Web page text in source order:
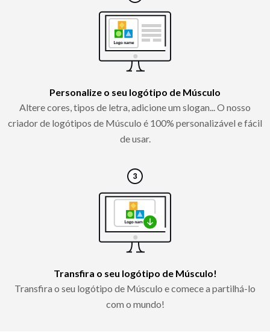
Personalize o seu logótipo de Músculo
Altere cores, tipos de letra, adicione um slogan... O nosso
criador de logótipos de Músculo é 100% personalizável e fácil
de usar.
Transfira o seu logótipo de Músculo!
Transfira o seu logótipo de Músculo e comece a partilhá-lo
com o mundo!